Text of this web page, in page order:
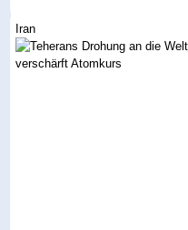
Iran